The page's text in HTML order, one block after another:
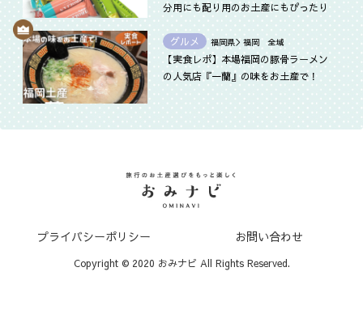
分用にも配り用のお土産にもぴったり
グルメ 福岡県＞福岡 全域
【実食レポ】本場福岡の豚骨ラーメン
の人気店『一蘭』の味をお土産で！
プライバシーポリシー お問い合わせ
Copyright © 2020 おみナビ All Rights Reserved.